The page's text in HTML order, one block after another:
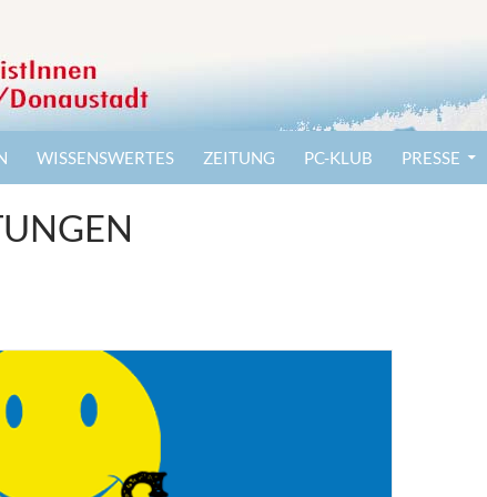
WISSENSWERTES ZEITUNG PC-KLUB PRESSE